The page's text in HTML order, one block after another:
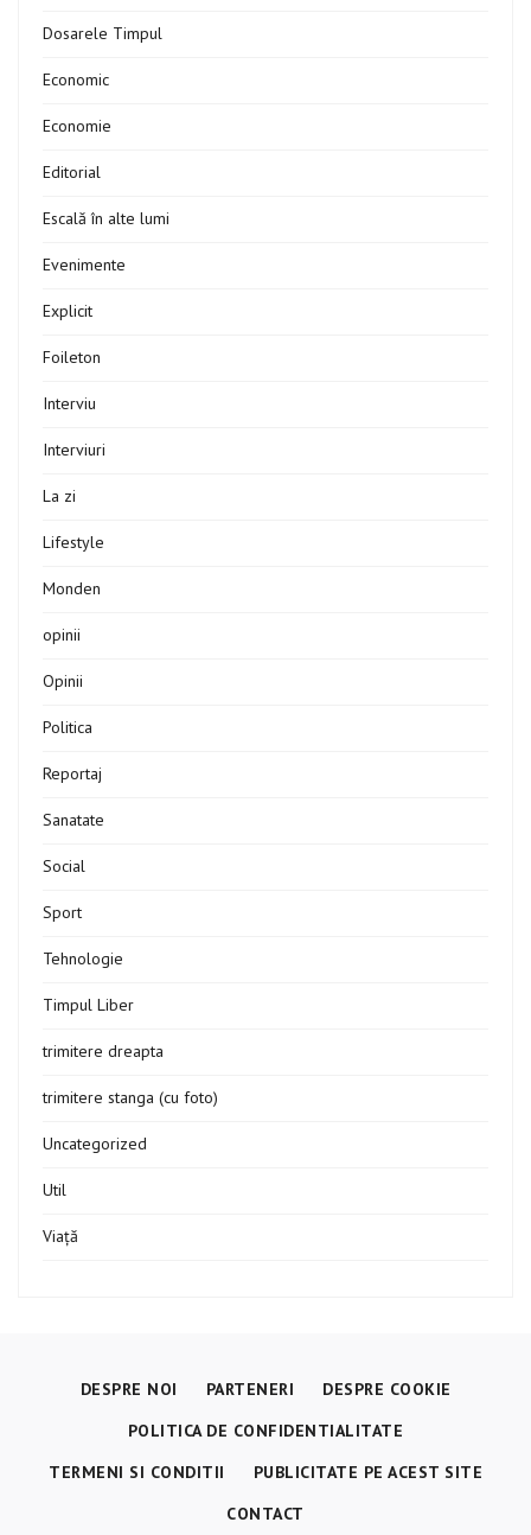
Dosarele Timpul
Economic
Economie
Editorial
Escală în alte lumi
Evenimente
Explicit
Foileton
Interviu
Interviuri
La zi
Lifestyle
Monden
opinii
Opinii
Politica
Reportaj
Sanatate
Social
Sport
Tehnologie
Timpul Liber
trimitere dreapta
trimitere stanga (cu foto)
Uncategorized
Util
Viață
DESPRE NOI PARTENERI
DESPRE COOKIE
POLITICA DE CONFIDENTIALITATE
TERMENI SI CONDITII
PUBLICITATE PE ACEST SITE
CONTACT